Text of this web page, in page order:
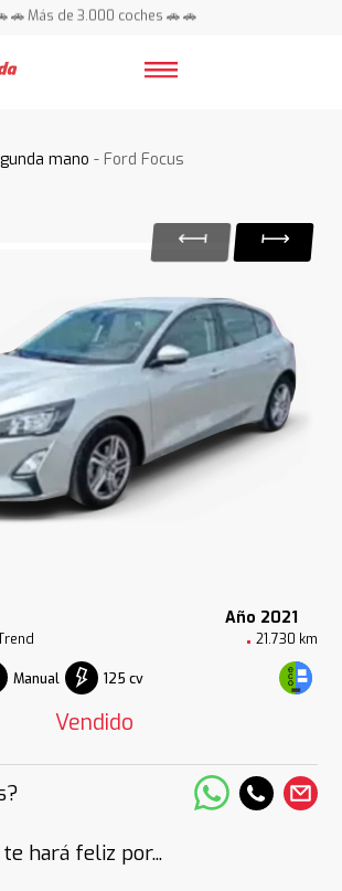
🚗 Más de 3.000 coches 🚗 🚗
mano - Ford Focus
Año 2021
21.730 km
Manual 125 cv
Vendido
hará feliz por...